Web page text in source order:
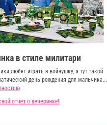
в стиле милитари
любят играть в войнушку, а тут такой
день рождения для мальчика...
отчет о вечеринке!